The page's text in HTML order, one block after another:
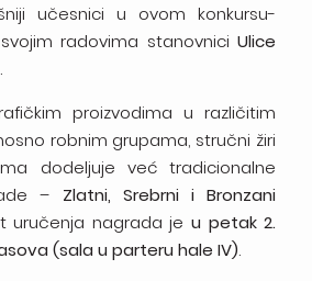
učesnici u
ovom konkursu-
radovima stanovniciUlice
.
proizvodima u različitim
robnim grupama, stručni žiri
dodeljuje već tradicionalne
– Zlatni, Srebrni i Bronzani
uručenja nagrada je u petak 2.
(sala u parteru hale IV).